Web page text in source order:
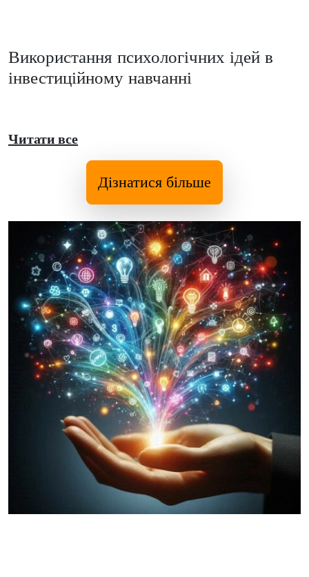
Використання психологічних ідей в
інвестиційному навчанні
Читати все
Дізнатися більше